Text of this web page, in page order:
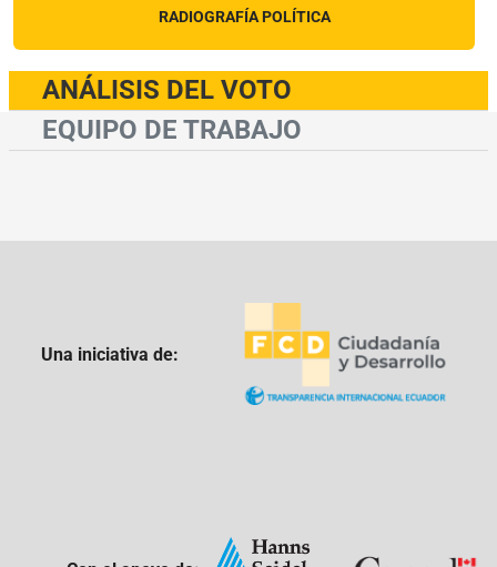
RADIOGRAFÍA POLÍTICA
ANÁLISIS DEL VOTO
EQUIPO DE TRABAJO
Una iniciativa de: